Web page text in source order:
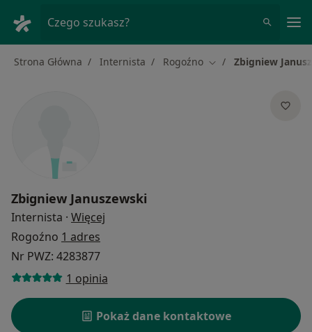
Czego szukasz?
Strona Główna Internista Rogoźno Zmień miasto
Zbigniew
Zbigniew Januszewski
Internista · Więcej
Rogoźno 1 adres
Nr PWZ: 4283877
1 opinia
Pokaż dane kontaktowe